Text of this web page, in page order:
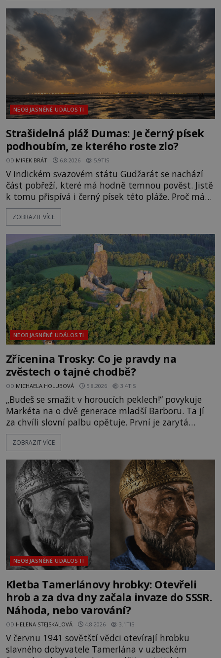
jen o nějaký optický klam, nebo se zde skutečně
právě vznáší mimozemská loď
NEOBJASNĚNÉ UDÁLOSTI
Strašidelná pláž Dumas: Je černý písek
podhoubím, ze kterého roste zlo?
OD MIREK BRÁT 6.8.2026 5.9TIS
V indickém svazovém státu Gudžarát se nachází
část pobřeží, které má hodně temnou pověst. Jistě
k tomu přispívá i černý písek této pláže. Proč má
pláž takové netypické zbarvení? Nakolik jsou
pravdivé historky, že zde došlo k nevysvětlitelným
následovat. Vstupujeme na pláž Dumas ve městě
Surat. Gu
ZOBRAZIT VÍCE
NEOBJASNĚNÉ UDÁLOSTI
Zřícenina Trosky: Co je pravdy na
zvěstech o tajné chodbě?
OD MICHAELA HOLUBOVÁ 5.8.2026 3.4TIS
„Budeš se smažit v horoucích peklech!“ povykuje
Markéta na o dvě generace mladší Barboru. Ta jí
za chvíli slovní palbu opětuje. První je zarytá
katolička, druhá přesvědčená kališnice. A každá z
nich se usídlí na jedné z věží slavného hradu
mezi vůdce protihusitského boje. Za manželku má
skutečně jistou
ZOBRAZIT VÍCE
NEOBJASNĚNÉ UDÁLOSTI
Kletba Tamerlánovy hrobky: Otevřeli
hrob a za dva dny začala invaze do SSSR.
Náhoda, nebo varování?
OD HELENA STEJSKALOVÁ 4.8.2026 3.1TIS
V červnu 1941 sovětští vědci otevírají hrobku
slavného dobyvatele Tamerlána v uzbeckém